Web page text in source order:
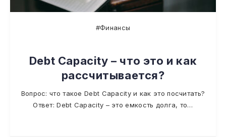
#Финансы
Debt Capacity – что это и как
рассчитывается?
Вопрос: что такое Debt Capacity и как это посчитать?
Ответ: Debt Capacity – это емкость долга, то…